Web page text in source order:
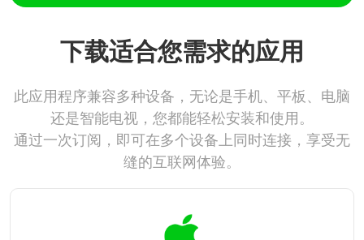
下载适合您需求的应用
此应用程序兼容多种设备，无论是手机、平板、电脑
还是智能电视，您都能轻松安装和使用。
通过一次订阅，即可在多个设备上同时连接，享受无
缝的互联网体验。